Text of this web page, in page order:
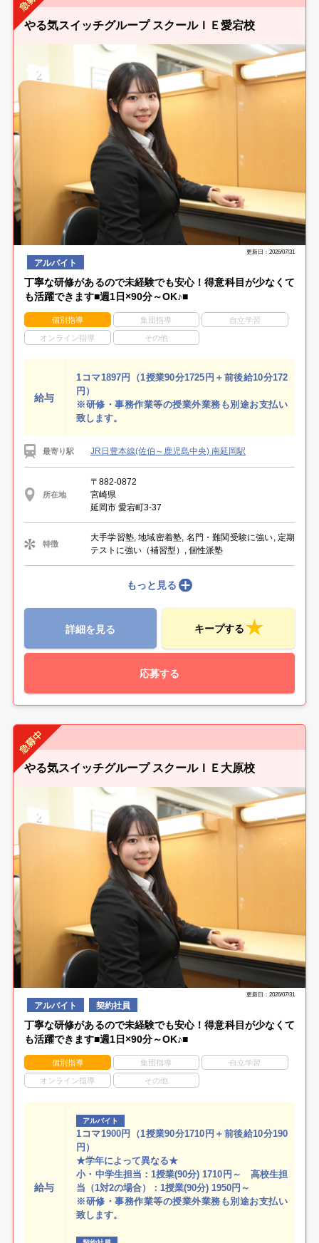
やる気スイッチグループ スクールＩＥ愛宕校
更新日：2026/07/31
アルバイト
丁寧な研修があるので未経験でも安心！得意科目が少なくて
も活躍できます■週1日×90分～OK♪■
個別指導 集団指導 自立学習
オンライン指導 その他
給与
1コマ1897円（1授業90分1725円＋前後給10分172
円）
※研修・事務作業等の授業外業務も別途お支払い
致します。
最寄り駅 JR日豊本線(佐伯～鹿児島中央) 南延岡駅
所在地
〒882-0872
宮崎県
延岡市 愛宕町3-37
特徴
大手学習塾, 地域密着塾, 名門・難関受験に強い, 定期
テストに強い（補習型）, 個性派塾
もっと見る
詳細を見る キープする
応募する
やる気スイッチグループ スクールＩＥ大原校
更新日：2026/07/31
アルバイト 契約社員
丁寧な研修があるので未経験でも安心！得意科目が少なくて
も活躍できます■週1日×90分～OK♪■
個別指導 集団指導 自立学習
オンライン指導 その他
給与
アルバイト
1コマ1900円（1授業90分1710円＋前後給10分190
円）
★学年によって異なる★
小・中学生担当：1授業(90分) 1710円～ 高校生担
当（1対2の場合）：1授業(90分) 1950円～
※研修・事務作業等の授業外業務も別途お支払い
致します。